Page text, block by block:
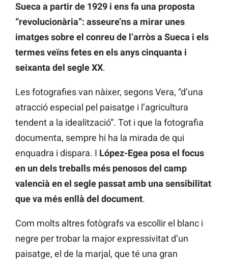
Sueca a partir de 1929 i ens fa una proposta
“revolucionària”: asseure’ns a mirar unes
imatges sobre el conreu de l’arròs a Sueca i els
termes veïns fetes en els anys cinquanta i
seixanta del segle XX.
Les fotografies van nàixer, segons Vera, “d’una
atracció especial pel paisatge i l’agricultura
tendent a la idealització”. Tot i que la fotografia
documenta, sempre hi ha la mirada de qui
enquadra i dispara. I López-Egea posa el focus
en un dels treballs més penosos del camp
valencià en el segle passat amb una sensibilitat
que va més enllà del document.
Com molts altres fotògrafs va escollir el blanc i
negre per trobar la major expressivitat d’un
paisatge, el de la marjal, que té una gran